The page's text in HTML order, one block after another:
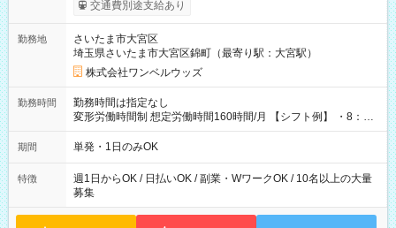
ンビニATMから 日払い分を引き落とせます！ 【試用期間】試
交通費別途支給あり
勤務地
さいたま市大宮区
埼玉県さいたま市大宮区錦町（最寄り駅：大宮駅）
株式会社ワンベルウッズ
勤務時間
勤務時間は指定なし
変形労働時間制 想定労働時間160時間/月 【シフト例】 ・8：00
～21：00
期間 単発・1日のみOK
特徴
週1日からOK / 日払いOK / 副業・WワークOK / 10名以上の大量
募集